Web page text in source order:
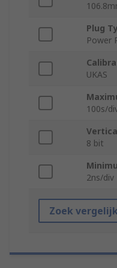
Plug
Power
UKAS
100s/
8 bit
2ns/div
Zoek